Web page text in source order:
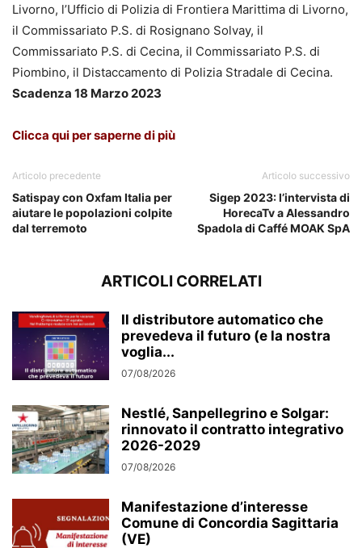
Livorno, l’Ufficio di Polizia di Frontiera Marittima di Livorno,
il Commissariato P.S. di Rosignano Solvay, il
Commissariato P.S. di Cecina, il Commissariato P.S. di
Piombino, il Distaccamento di Polizia Stradale di Cecina.
Scadenza 18 Marzo 2023
Clicca qui per saperne di più
Articolo precedente
Satispay con Oxfam Italia per
aiutare le popolazioni colpite
dal terremoto
Articolo successivo
Sigep 2023: l’intervista di
HorecaTv a Alessandro
Spadola di Caffé MOAK SpA
ARTICOLI CORRELATI
Il distributore automatico che
prevedeva il futuro (e la nostra
voglia...
07/08/2026
Nestlé, Sanpellegrino e Solgar:
rinnovato il contratto integrativo
2026-2029
07/08/2026
Manifestazione d’interesse
Comune di Concordia Sagittaria
(VE)